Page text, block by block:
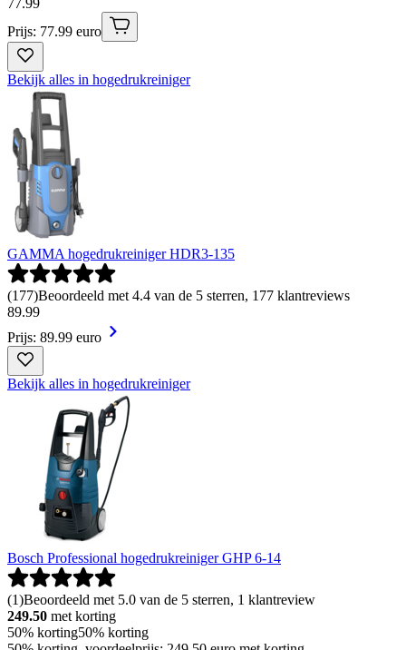
Prijs: 77.99 euro
Bekijk alles in hogedrukreiniger
GAMMA hogedrukreiniger HDR3-135
(177)Beoordeeld met 4.4 van de 5 sterren, 177 klantreviews
89.99
Prijs: 89.99 euro
Bekijk alles in hogedrukreiniger
Bosch Professional hogedrukreiniger GHP 6-14
(1)Beoordeeld met 5.0 van de 5 sterren, 1 klantreview
249.50 met korting
50% korting50% korting